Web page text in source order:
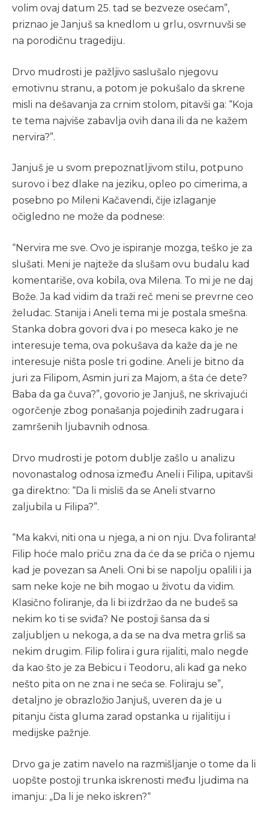
volim ovaj datum 25. tad se bezveze osećam”,
priznao je Janjuš sa knedlom u grlu, osvrnuvši se
na porodičnu tragediju.
Drvo mudrosti je pažljivo saslušalo njegovu
emotivnu stranu, a potom je pokušalo da skrene
misli na dešavanja za crnim stolom, pitavši ga: “Koja
te tema najviše zabavlja ovih dana ili da ne kažem
nervira?”.
Janjuš je u svom prepoznatljivom stilu, potpuno
surovo i bez dlake na jeziku, opleo po cimerima, a
posebno po Mileni Kačavendi, čije izlaganje
očigledno ne može da podnese:
“Nervira me sve. Ovo je ispiranje mozga, teško je za
slušati. Meni je najteže da slušam ovu budalu kad
komentariše, ova kobila, ova Milena. To mi je ne daj
Bože. Ja kad vidim da traži reč meni se prevrne ceo
želudac. Stanija i Aneli tema mi je postala smešna.
Stanka dobra govori dva i po meseca kako je ne
interesuje tema, ova pokušava da kaže da je ne
interesuje ništa posle tri godine. Aneli je bitno da
juri za Filipom, Asmin juri za Majom, a šta će dete?
Baba da ga čuva?”, govorio je Janjuš, ne skrivajući
ogorčenje zbog ponašanja pojedinih zadrugara i
zamršenih ljubavnih odnosa.
Drvo mudrosti je potom dublje zašlo u analizu
novonastalog odnosa između Aneli i Filipa, upitavši
ga direktno: “Da li misliš da se Aneli stvarno
zaljubila u Filipa?”.
“Ma kakvi, niti ona u njega, a ni on nju. Dva foliranta!
Filip hoće malo priču zna da će da se priča o njemu
kad je povezan sa Aneli. Oni bi se napolju opalili i ja
sam neke koje ne bih mogao u životu da vidim.
Klasično foliranje, da li bi izdržao da ne budeš sa
nekim ko ti se sviđa? Ne postoji šansa da si
zaljubljen u nekoga, a da se na dva metra grliš sa
nekim drugim. Filip folira i gura rijaliti, malo negde
da kao što je za Bebicu i Teodoru, ali kad ga neko
nešto pita on ne zna i ne seća se. Foliraju se”,
detaljno je obrazložio Janjuš, uveren da je u
pitanju čista gluma zarad opstanka u rijalitiju i
medijske pažnje.
Drvo ga je zatim navelo na razmišljanje o tome da li
uopšte postoji trunka iskrenosti među ljudima na
imanju: „Da li je neko iskren?“